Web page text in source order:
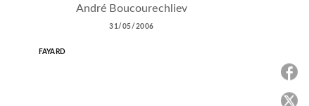
André Boucourechliev
31/05/2006
FAYARD